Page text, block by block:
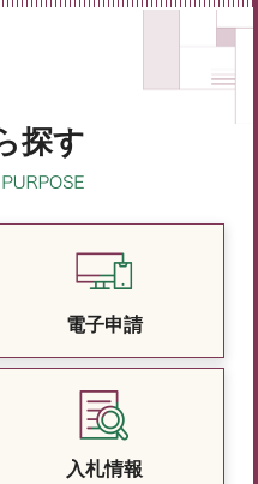
探す
電子申請
入札情報